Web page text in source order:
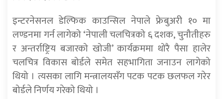
इन्टरनेसनल डेल्फिक काउन्सिल नेपाले फ्रेबुअरी १० मा
लण्डनमा गर्न लागेको ‘नेपाली चलचित्रको ६ दशक, चुनौतीहरु
र अन्तर्राष्ट्रिय बजारको खोजी’ कार्यक्रममा थोरै पैसा हालेर
चलचित्र विकास बोर्डले समेत सहभागिता जनाउन लागेको
थियो । त्यसका लागि मन्त्रालयसँग पटक पटक छलफल गरेर
बोर्डले निर्णय गरेको थियो ।